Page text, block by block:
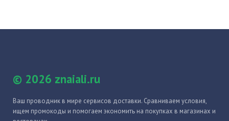
© 2026 znaiali.ru
Ваш проводник в мире сервисов доставки. Сравниваем условия,
ищем промокоды и помогаем экономить на покупках в магазинах и